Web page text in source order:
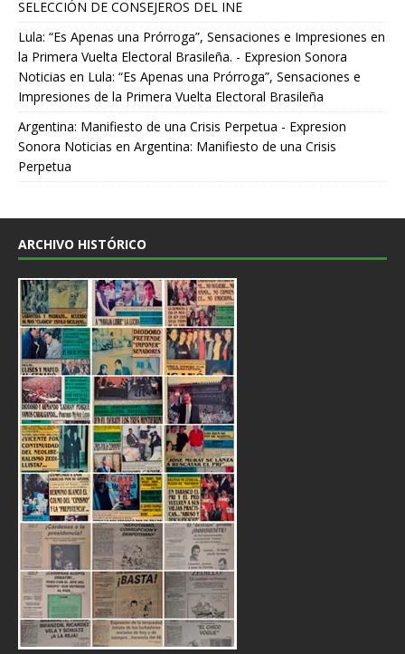
SELECCIÓN DE CONSEJEROS DEL INE
Lula: “Es Apenas una Prórroga”, Sensaciones e Impresiones en
la Primera Vuelta Electoral Brasileña. - Expresion Sonora
Noticias en Lula: “Es Apenas una Prórroga”, Sensaciones e
Impresiones de la Primera Vuelta Electoral Brasileña
Argentina: Manifiesto de una Crisis Perpetua - Expresion
Sonora Noticias en Argentina: Manifiesto de una Crisis
Perpetua
ARCHIVO HISTÓRICO